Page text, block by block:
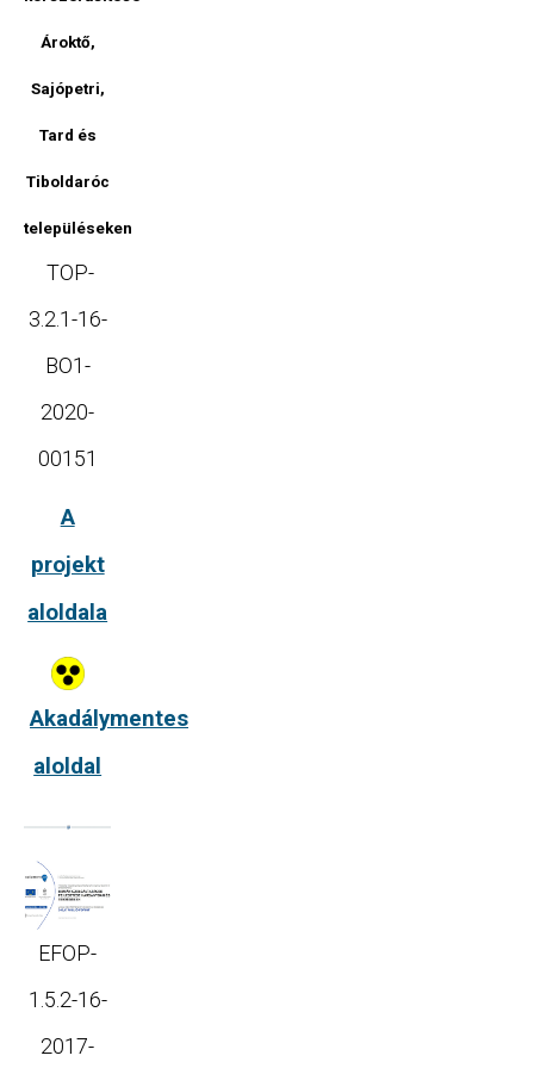
Ároktő,
Sajópetri,
Tard és
Tiboldaróc
településeken
TOP-
3.2.1-16-
BO1-
2020-
00151
A
projekt
aloldala
Akadálymentes
aloldal
EFOP-
1.5.2-16-
2017-